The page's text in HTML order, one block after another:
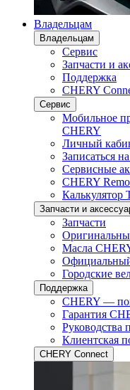
Владельцам
Владельцам
Сервис
Запчасти и
Поддержка
CHERY
Сервис
Мобильное
CHERY
Личный
Записаться
Сервисные
CHERY
Калькулятор
Запчасти и
Запчасти
Масла
Городские
Поддержка
CHERY —
Гарантия
Руководства
Клиентская
CHERY Connect